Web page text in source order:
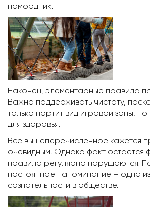
намордник.
Наконец, элементарные правила
Важно поддерживать чистоту,
только портит вид игровой зоны, но
для здоровья.
Все вышеперечисленное кажется
очевидным. Однако факт остается
правила регулярно нарушаются.
постоянное напоминание – одна
сознательности в обществе.